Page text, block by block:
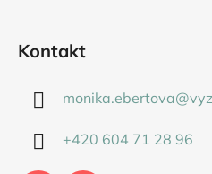
Kontakt
monika.ebertova@
+420 604 71 28 96